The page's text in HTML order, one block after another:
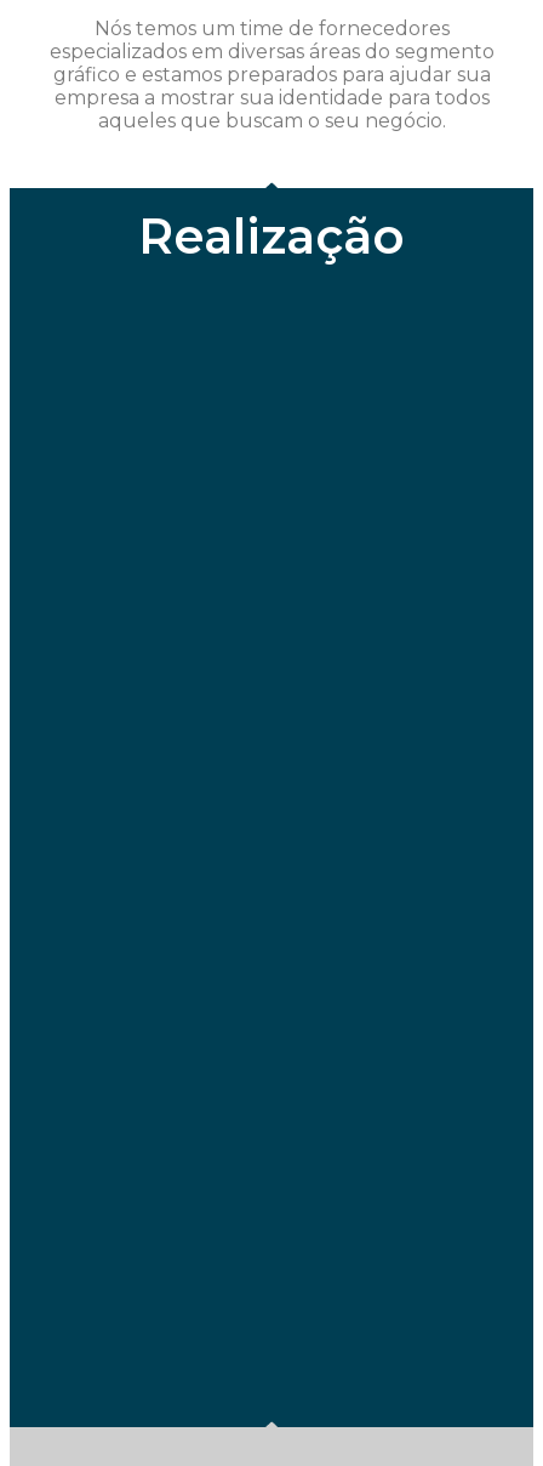
Nós temos um time de fornecedores
especializados em diversas áreas do segmento
gráfico e estamos preparados para ajudar sua
empresa a mostrar sua identidade para todos
aqueles que buscam o seu negócio.
Realização